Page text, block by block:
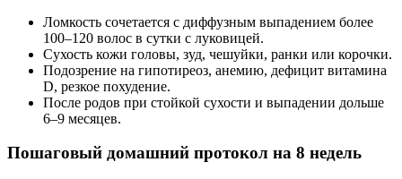
Ломкость сочетается с диффузным выпадением более
100–120 волос в сутки с луковицей.
Сухость кожи головы, зуд, чешуйки, ранки или корочки.
Подозрение на гипотиреоз, анемию, дефицит витамина
D, резкое похудение.
После родов при стойкой сухости и выпадении дольше
6–9 месяцев.
Пошаговый домашний протокол на 8 недель